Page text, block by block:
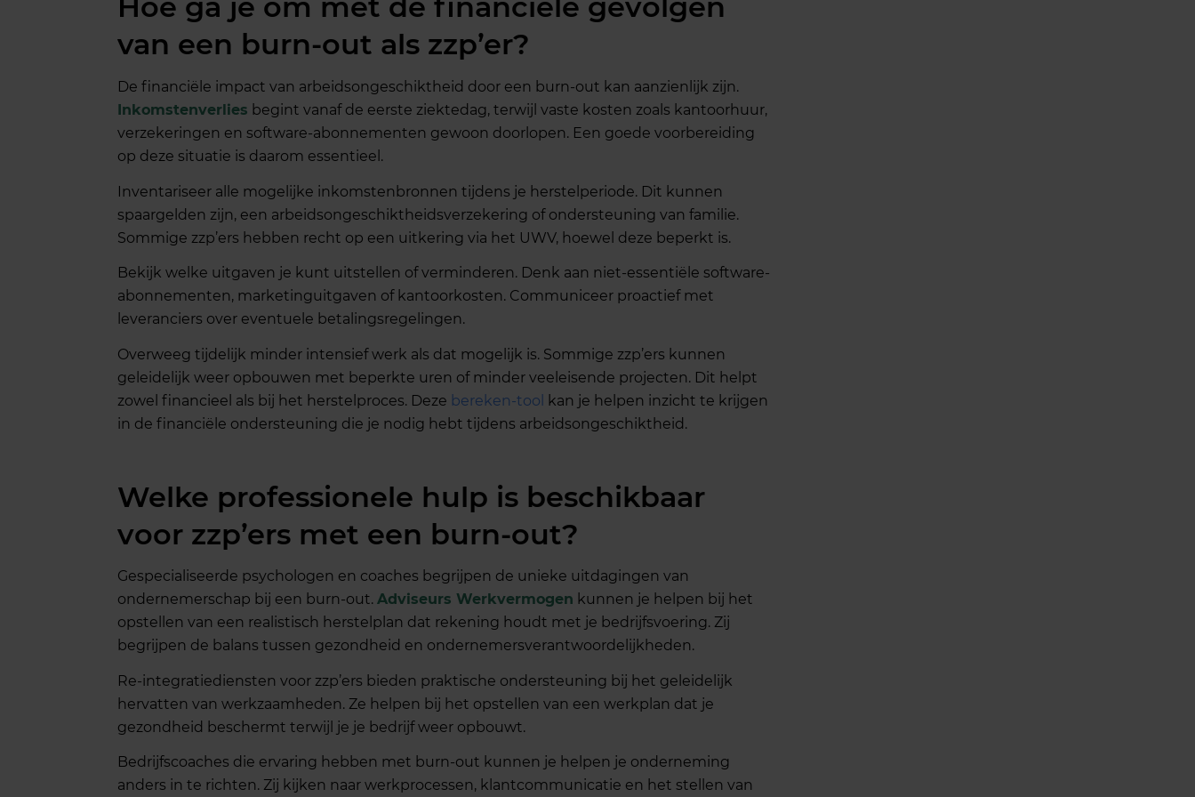
Hoe ga je om met de financiële gevolgen
van een burn-out als zzp’er?
De financiële impact van arbeidsongeschiktheid door een burn-out kan aanzienlijk zijn.
Inkomstenverlies begint vanaf de eerste ziektedag, terwijl vaste kosten zoals kantoorhuur,
verzekeringen en software-abonnementen gewoon doorlopen. Een goede voorbereiding
op deze situatie is daarom essentieel.
Inventariseer alle mogelijke inkomstenbronnen tijdens je herstelperiode. Dit kunnen
spaargelden zijn, een arbeidsongeschiktheidsverzekering of ondersteuning van familie.
Sommige zzp’ers hebben recht op een uitkering via het UWV, hoewel deze beperkt is.
Bekijk welke uitgaven je kunt uitstellen of verminderen. Denk aan niet-essentiële software-
abonnementen, marketinguitgaven of kantoorkosten. Communiceer proactief met
leveranciers over eventuele betalingsregelingen.
Overweeg tijdelijk minder intensief werk als dat mogelijk is. Sommige zzp’ers kunnen
geleidelijk weer opbouwen met beperkte uren of minder veeleisende projecten. Dit helpt
zowel financieel als bij het herstelproces. Deze bereken-tool
kan je helpen inzicht te krijgen
in de financiële ondersteuning die je nodig hebt tijdens arbeidsongeschiktheid.
Welke professionele hulp is beschikbaar
voor zzp’ers met een burn-out?
Gespecialiseerde psychologen en coaches begrijpen de unieke uitdagingen van
ondernemerschap bij een burn-out. Adviseurs Werkvermogen kunnen je helpen bij het
opstellen van een realistisch herstelplan dat rekening houdt met je bedrijfsvoering. Zij
begrijpen de balans tussen gezondheid en ondernemersverantwoordelijkheden.
Re-integratiediensten voor zzp’ers bieden praktische ondersteuning bij het geleidelijk
hervatten van werkzaamheden. Ze helpen bij het opstellen van een werkplan dat je
gezondheid beschermt terwijl je je bedrijf weer opbouwt.
Bedrijfscoaches die ervaring hebben met burn-out kunnen je helpen je onderneming
anders in te richten. Zij kijken naar werkprocessen, klantcommunicatie en het stellen van